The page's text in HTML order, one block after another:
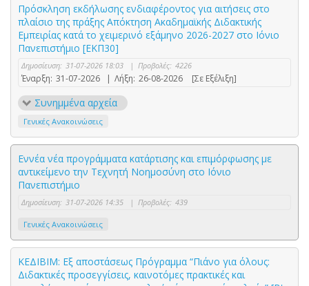
Πρόσκληση εκδήλωσης ενδιαφέροντος για αιτήσεις στο
πλαίσιο της πράξης Απόκτηση Ακαδημαϊκής Διδακτικής
Εμπειρίας κατά το χειμερινό εξάμηνο 2026-2027 στο Ιόνιο
Πανεπιστήμιο [ΕΚΠ30]
Δημοσίευση: 31-07-2026 18:03 | Προβολές: 4226
Έναρξη: 31-07-2026 | Λήξη: 26-08-2026 [Σε Εξέλιξη]
Συνημμένα αρχεία
Γενικές Ανακοινώσεις
Εννέα νέα προγράμματα κατάρτισης και επιμόρφωσης με
αντικείμενο την Τεχνητή Νοημοσύνη στο Ιόνιο
Πανεπιστήμιο
Δημοσίευση: 31-07-2026 14:35 | Προβολές: 439
Γενικές Ανακοινώσεις
ΚΕΔΙΒΙΜ: Εξ αποστάσεως Πρόγραμμα “Πιάνο για όλους:
Διδακτικές προσεγγίσεις, καινοτόμες πρακτικές και